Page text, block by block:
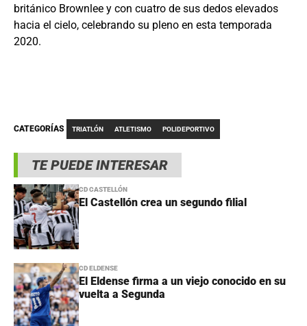
TE PUEDE INTERESAR
CD CASTELLÓN
El Castellón crea un segundo filial
CD ELDENSE
El Eldense firma a un viejo conocido en su
vuelta a Segunda
británico Brownlee y con cuatro de sus dedos elevados
hacia el cielo, celebrando su pleno en esta temporada
2020.
CATEGORÍAS TRIATLÓN ATLETISMO POLIDEPORTIVO